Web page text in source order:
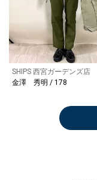
SHIPS 西宮ガーデンズ店
金澤 秀明 / 178